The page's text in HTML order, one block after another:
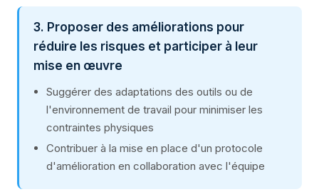
3. Proposer des améliorations pour
réduire les risques et participer à leur
mise en œuvre
Suggérer des adaptations des outils ou de
l'environnement de travail pour minimiser les
contraintes physiques
Contribuer à la mise en place d'un protocole
d'amélioration en collaboration avec l'équipe